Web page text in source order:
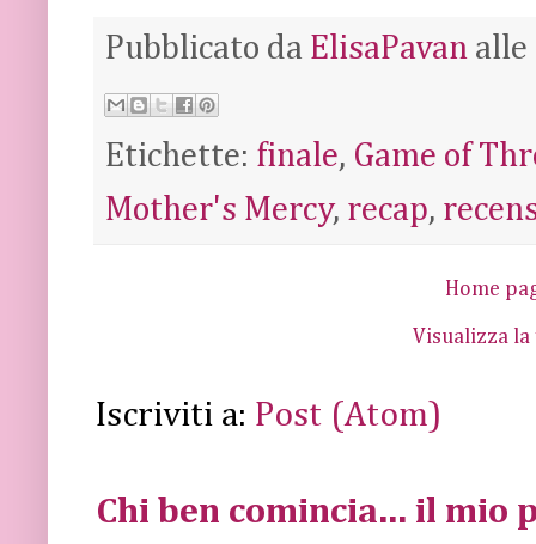
Pubblicato da ElisaPavan alle
Etichette: finale, Game of
Mother's Mercy, recap,
Home
Visualizza
Iscriviti a: Post (Atom)
Chi ben comincia... il